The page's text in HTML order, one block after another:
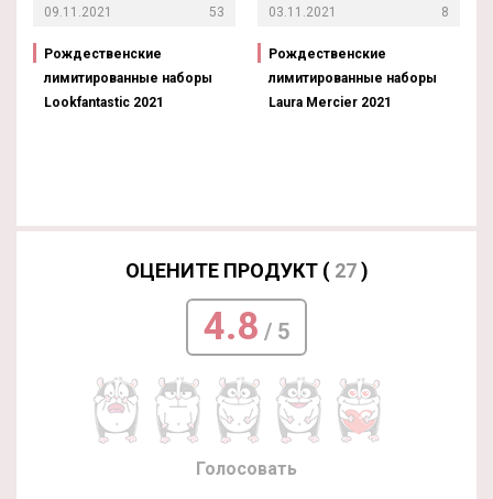
09.11.2021 53
Рождественские
лимитированные наборы
Lookfantastic 2021
03.11.2021 8
Рождественские
лимитированные наборы
Laura Mercier 2021
ОЦЕНИТЕ ПРОДУКТ ( 27)
4.8 / 5
Голосовать